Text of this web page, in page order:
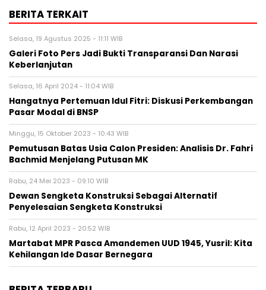
BERITA TERKAIT
Selasa, 19 Agustus 2025 - 11:11 WIB
Galeri Foto Pers Jadi Bukti Transparansi Dan Narasi
Keberlanjutan
Selasa, 16 April 2024 - 11:04 WIB
Hangatnya Pertemuan Idul Fitri: Diskusi Perkembangan
Pasar Modal di BNSP
Minggu, 15 Oktober 2023 - 10:43 WIB
Pemutusan Batas Usia Calon Presiden: Analisis Dr. Fahri
Bachmid Menjelang Putusan MK
Rabu, 24 Mei 2023 - 09:10 WIB
Dewan Sengketa Konstruksi Sebagai Alternatif
Penyelesaian Sengketa Konstruksi
Rabu, 12 April 2023 - 20:52 WIB
Martabat MPR Pasca Amandemen UUD 1945, Yusril: Kita
Kehilangan Ide Dasar Bernegara